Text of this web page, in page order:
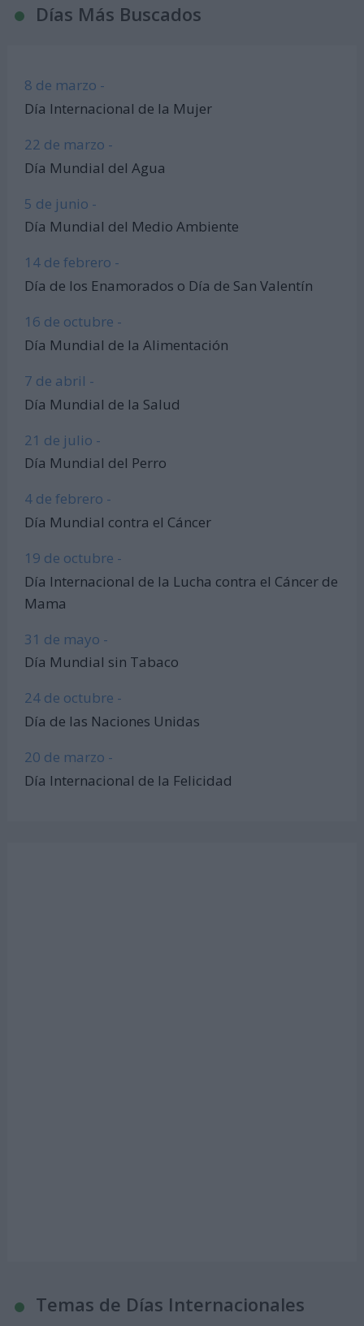
Días Más Buscados
8 de marzo -
Día Internacional de la Mujer
22 de marzo -
Día Mundial del Agua
5 de junio -
Día Mundial del Medio Ambiente
14 de febrero -
Día de los Enamorados o Día de San Valentín
16 de octubre -
Día Mundial de la Alimentación
7 de abril -
Día Mundial de la Salud
21 de julio -
Día Mundial del Perro
4 de febrero -
Día Mundial contra el Cáncer
19 de octubre -
Día Internacional de la Lucha contra el Cáncer de
Mama
31 de mayo -
Día Mundial sin Tabaco
24 de octubre -
Día de las Naciones Unidas
20 de marzo -
Día Internacional de la Felicidad
Temas de Días Internacionales